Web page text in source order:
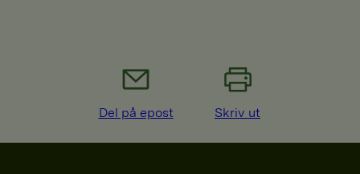
Del på epost Skriv ut